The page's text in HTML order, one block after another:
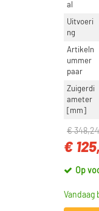
al
Uitvoeri
ng
Artikeln
ummer
paar
Zuigerdi
ameter
[mm]
€ 348,24
€
Op
Vandaag